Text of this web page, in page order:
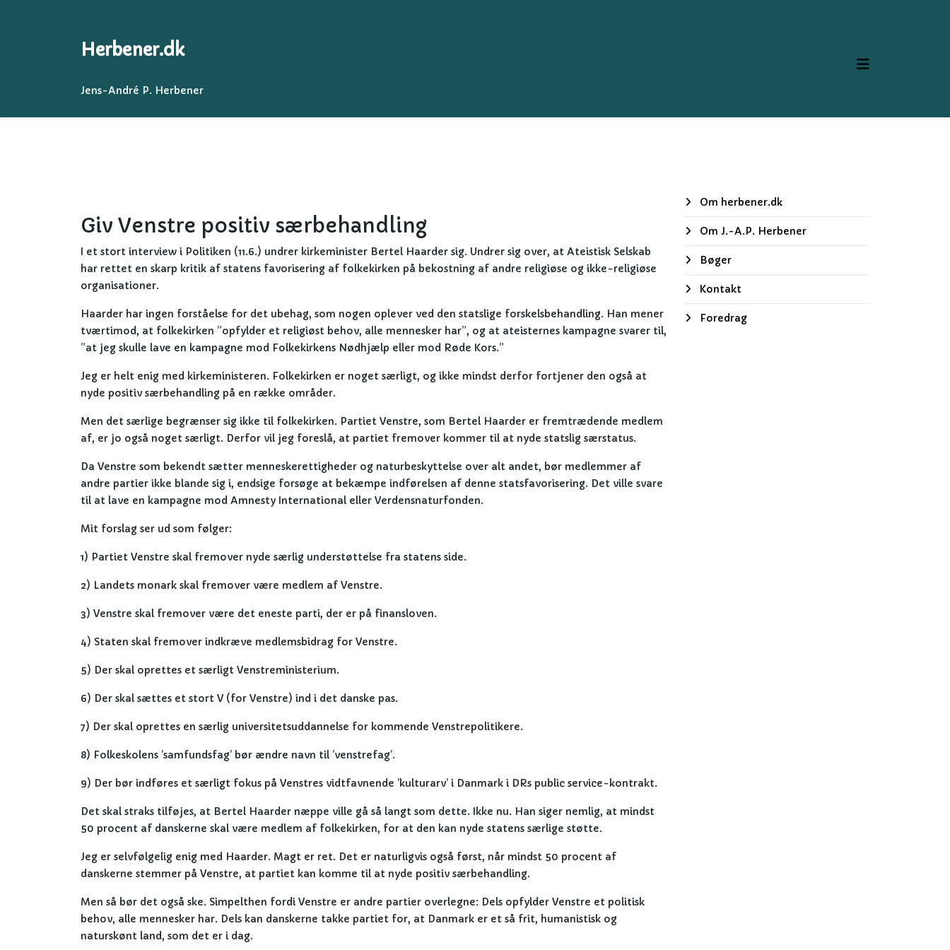
Herbener.dk
Jens-André P. Herbener
Giv Venstre positiv særbehandling
I et stort interview i Politiken (11.6.) undrer kirkeminister Bertel Haarder sig. Undrer sig over, at Ateistisk Selskab
har rettet en skarp kritik af statens favorisering af folkekirken på bekostning af andre religiøse og ikke-religiøse
organisationer.
Haarder har ingen forståelse for det ubehag, som nogen oplever ved den statslige forskelsbehandling. Han mener
tværtimod, at folkekirken ”opfylder et religiøst behov, alle mennesker har”, og at ateisternes kampagne svarer til,
”at jeg skulle lave en kampagne mod Folkekirkens Nødhjælp eller mod Røde Kors.”
Jeg er helt enig med kirkeministeren. Folkekirken er noget særligt, og ikke mindst derfor fortjener den også at
nyde positiv særbehandling på en række områder.
Men det særlige begrænser sig ikke til folkekirken. Partiet Venstre, som Bertel Haarder er fremtrædende medlem
af, er jo også noget særligt. Derfor vil jeg foreslå, at partiet fremover kommer til at nyde statslig særstatus.
Da Venstre som bekendt sætter menneskerettigheder og naturbeskyttelse over alt andet, bør medlemmer af
andre partier ikke blande sig i, endsige forsøge at bekæmpe indførelsen af denne statsfavorisering. Det ville svare
til at lave en kampagne mod Amnesty International eller Verdensnaturfonden.
Mit forslag ser ud som følger:
1) Partiet Venstre skal fremover nyde særlig understøttelse fra statens side.
2) Landets monark skal fremover være medlem af Venstre.
3) Venstre skal fremover være det eneste parti, der er på finansloven.
4) Staten skal fremover indkræve medlemsbidrag for Venstre.
5) Der skal oprettes et særligt Venstreministerium.
6) Der skal sættes et stort V (for Venstre) ind i det danske pas.
7) Der skal oprettes en særlig universitetsuddannelse for kommende Venstrepolitikere.
8) Folkeskolens ’samfundsfag’ bør ændre navn til ’venstrefag’.
9) Der bør indføres et særligt fokus på Venstres vidtfavnende ’kulturarv’ i Danmark i DRs public service-kontrakt.
Det skal straks tilføjes, at Bertel Haarder næppe ville gå så langt som dette. Ikke nu. Han siger nemlig, at mindst
50 procent af danskerne skal være medlem af folkekirken, for at den kan nyde statens særlige støtte.
Jeg er selvfølgelig enig med Haarder. Magt er ret. Det er naturligvis også først, når mindst 50 procent af
danskerne stemmer på Venstre, at partiet kan komme til at nyde positiv særbehandling.
Men så bør det også ske. Simpelthen fordi Venstre er andre partier overlegne: Dels opfylder Venstre et politisk
behov, alle mennesker har. Dels kan danskerne takke partiet for, at Danmark er et så frit, humanistisk og
naturskønt land, som det er i dag.
Om herbener.dk
Om J.-A.P. Herbener
Bøger
Kontakt
Foredrag